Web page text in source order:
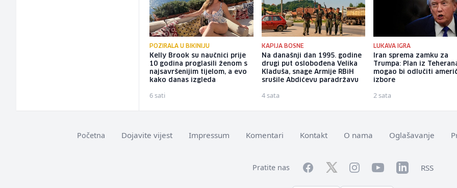
POZIRALA U BIKINIJU
Kelly Brook su naučnici prije
10 godina proglasili ženom s
najsavršenijim tijelom, a evo
kako danas izgleda
6 sati
KAPIJA BOSNE
Na današnji dan 1995. godine
drugi put oslobođena Velika
Kladuša, snage Armije RBiH
srušile Abdićevu paradržavu
4 sata
LUKAVA IGRA
Iran sprema zamku za
Trumpa: Plan iz
mogao bi odlučiti
izbore
2 sata
Početna Dojavite vijest Impressum Komentari Kontakt O nama Oglašavanje
Pratite nas FacebookTwitterInstagramYouTubeLinkedInRSS